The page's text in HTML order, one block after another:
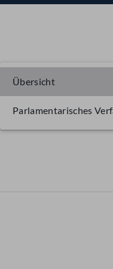
Übersicht
Parlamentarisches